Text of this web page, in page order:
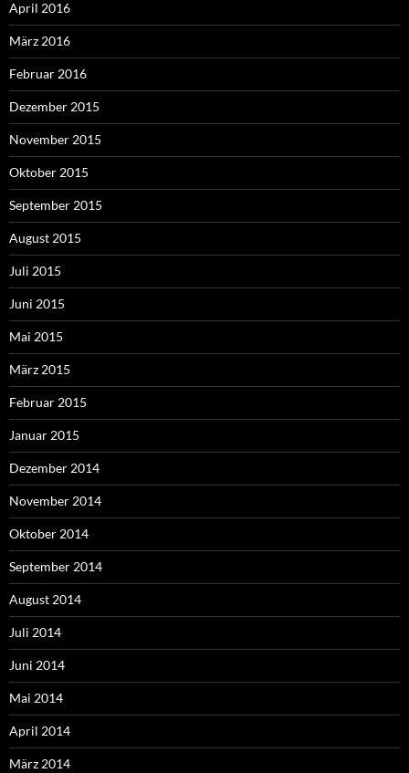
April 2016
März 2016
Februar 2016
Dezember 2015
November 2015
Oktober 2015
September 2015
August 2015
Juli 2015
Juni 2015
Mai 2015
März 2015
Februar 2015
Januar 2015
Dezember 2014
November 2014
Oktober 2014
September 2014
August 2014
Juli 2014
Juni 2014
Mai 2014
April 2014
März 2014